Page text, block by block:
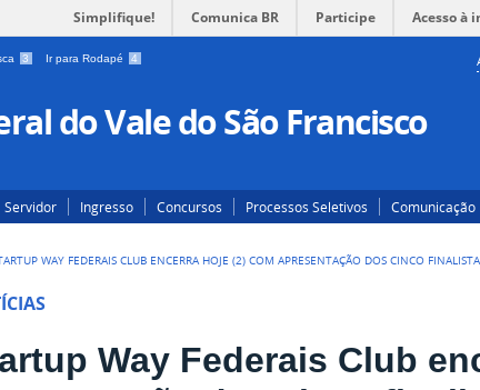
Simplifique! Comunica BR Participe Acesso à
3 Ir para Rodapé 4
do Vale do São Francisco
Servidor Ingresso Concursos Processos Seletivos Comunicação
WAY FEDERAIS CLUB ENCERRA HOJE (2) COM APRESENTAÇÃO DOS CINCO
Way Federais Club